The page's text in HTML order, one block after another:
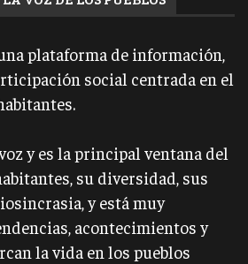
plataforma de información,
social centrada en el
y es la principal ventana del
su diversidad, sus
y está muy
acontecimientos y
la vida en los pueblos